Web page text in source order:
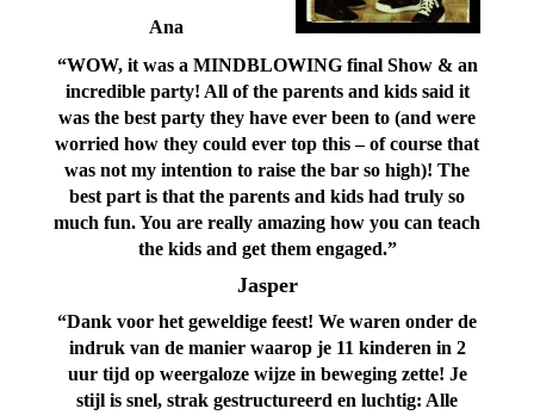
Ana
“WOW, it was a MINDBLOWING final Show & an
incredible party! All of the parents and kids said it
was the best party they have ever been to (and were
worried how they could ever top this – of course that
was not my intention to raise the bar so high)! The
best part is that the parents and kids had truly so
much fun. You are really amazing how you can teach
the kids and get them engaged.”
Jasper
“Dank voor het geweldige feest! We waren onder de
indruk van de manier waarop je 11 kinderen in 2
uur tijd op weergaloze wijze in beweging zette! Je
stijl is snel, strak gestructureerd en luchtig: Alle